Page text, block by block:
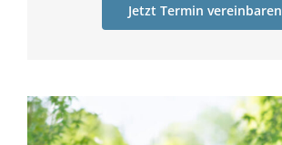
Jetzt Termin vereinbaren